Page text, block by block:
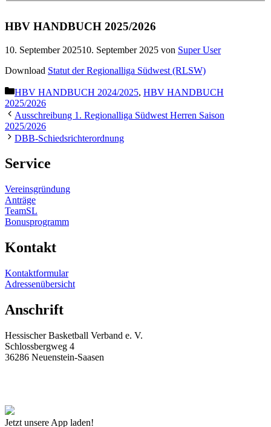
HBV HANDBUCH 2025/2026
10. September 202510. September 2025 von Super User
Download Statut der Regio­nalliga Südwest (RLSW)
Kategorien
HBV HANDBUCH 2024/2025, HBV HANDBUCH
2025/2026
Ausschreibung 1. Regio­nalliga Südwest Herren Saison
2025/2026
DBB-Schieds­richt­er­ordnung
Service
Vereins­gründung
Anträge
TeamSL
Bonus­pro­gramm
Kontakt
Kontakt­for­mular
Adres­sen­über­sicht
Anschrift
Hessi­scher Basketball Verband e. V.
Schloss­bergweg 4
36286 Neuenstein-Saasen
Jetzt unsere App laden!